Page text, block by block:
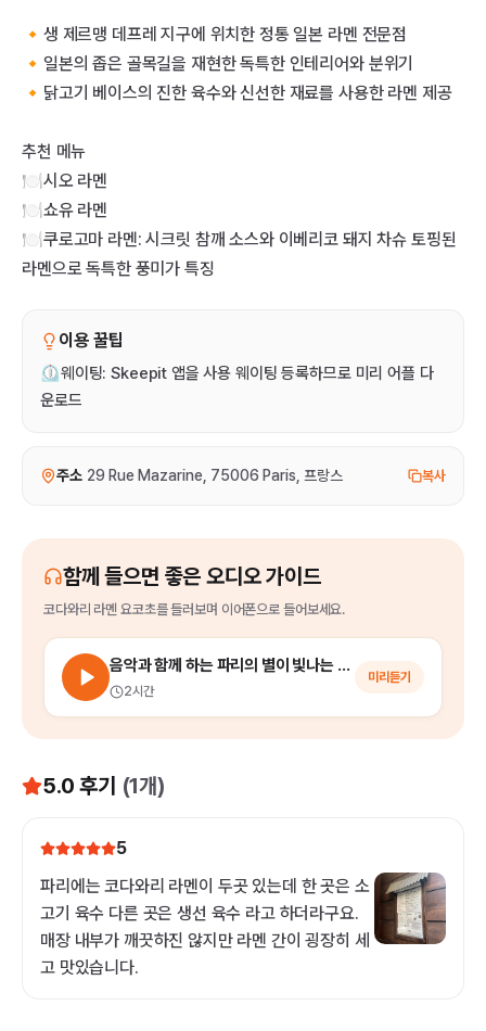
🔸생 제르맹 데프레 지구에 위치한 정통 일본 라멘 전문점
🔸일본의 좁은 골목길을 재현한 독특한 인테리어와 분위기
🔸닭고기 베이스의 진한 육수와 신선한 재료를 사용한 라멘 제공
추천 메뉴
🍽️시오 라멘
🍽️쇼유 라멘
🍽️쿠로고마 라멘: 시크릿 참깨 소스와 이베리코 돼지 차슈 토핑된
라멘으로 독특한 풍미가 특징
이용 꿀팁
⏲️웨이팅: Skeepit 앱을 사용 웨이팅 등록하므로 미리 어플 다
운로드
주소 29 Rue Mazarine, 75006 Paris, 프랑스 복사
함께 들으면 좋은 오디오 가이드
코다와리 라멘 요코초를들러보며 이어폰으로 들어보세요.
음악과 함께 하는 파리의 별이 빛나는 밤에 (파리 야경 투어)
2시간
미리듣기
5.0 후기 (1개)
5
파리에는 코다와리 라멘이 두곳 있는데 한 곳은 소
고기 육수 다른 곳은 생선 육수 라고 하더라구요.
매장 내부가 깨끗하진 않지만 라멘 간이 굉장히 세
고 맛있습니다.